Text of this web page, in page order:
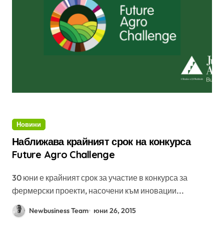
Новини
Наближава крайният срок на конкурса
Future Agro Challenge
30 юни е крайният срок за участие в конкурса за
фермерски проекти, насочени към иновации...
Newbusiness Team юни 26, 2015